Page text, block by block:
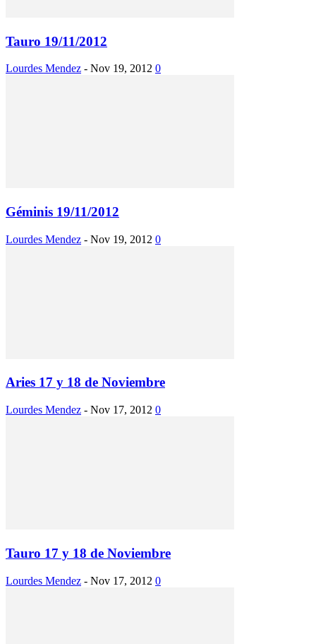
Tauro 19/11/2012
Lourdes Mendez - Nov 19, 2012 0
Géminis 19/11/2012
Lourdes Mendez - Nov 19, 2012 0
Aries 17 y 18 de Noviembre
Lourdes Mendez - Nov 17, 2012 0
Tauro 17 y 18 de Noviembre
Lourdes Mendez - Nov 17, 2012 0